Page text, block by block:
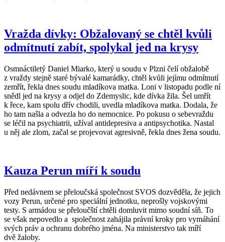
Vražda dívky: Obžalovaný se chtěl kvůli
odmítnutí zabít, spolykal jed na krysy
Osmnáctiletý Daniel Miarko, který u soudu v Plzni čelí obžalobě
z vraždy stejně staré bývalé kamarádky, chtěl kvůli jejímu odmítnutí
zemřít, řekla dnes soudu mladíkova matka. Loni v listopadu podle ní
snědl jed na krysy a odjel do Zdemyslic, kde dívka žila. Šel umřít
k řece, kam spolu dřív chodili, uvedla mladíkova matka. Dodala, že
ho tam našla a odvezla ho do nemocnice. Po pokusu o sebevraždu
se léčil na psychiatrii, užíval antidepresiva a antipsychotika. Nastal
u něj ale zlom, začal se projevovat agresivně, řekla dnes žena soudu.
Kauza Perun míří k soudu
Před nedávnem se přeloučská společnost SVOS dozvěděla, že jejich
vozy Perun, určené pro speciální jednotku, neprošly vojskovými
testy. S armádou se přeloučští chtěli domluvit mimo soudní síň. To
se však nepovedlo a společnost zahájila právní kroky pro vymáhání
svých práv a ochranu dobrého jména. Na ministerstvo tak míří
dvě žaloby.